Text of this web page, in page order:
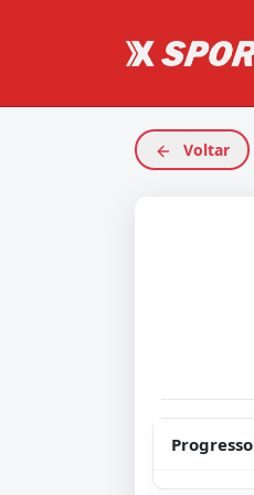
Voltar
Progresso